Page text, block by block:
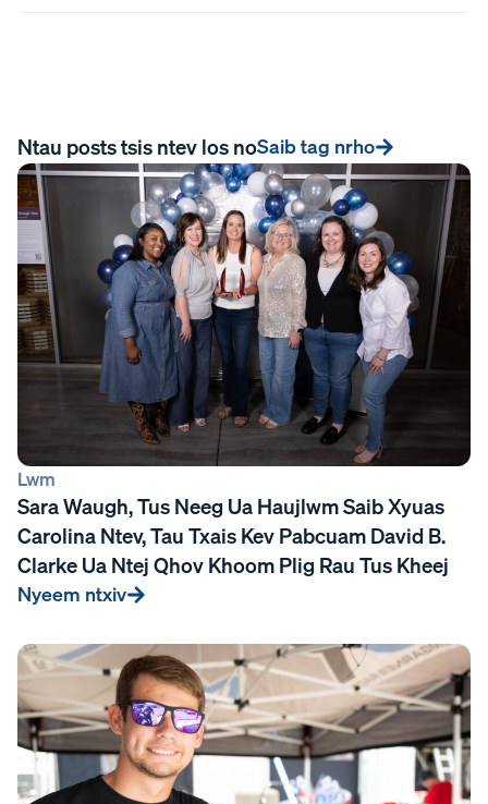
Ntau posts tsis ntev los noSaib tag nrho
Lwm
Sara Waugh, Tus Neeg Ua Haujlwm Saib Xyuas
Carolina Ntev, Tau Txais Kev Pabcuam David B.
Clarke Ua Ntej Qhov Khoom Plig Rau Tus Kheej
Nyeem ntxiv